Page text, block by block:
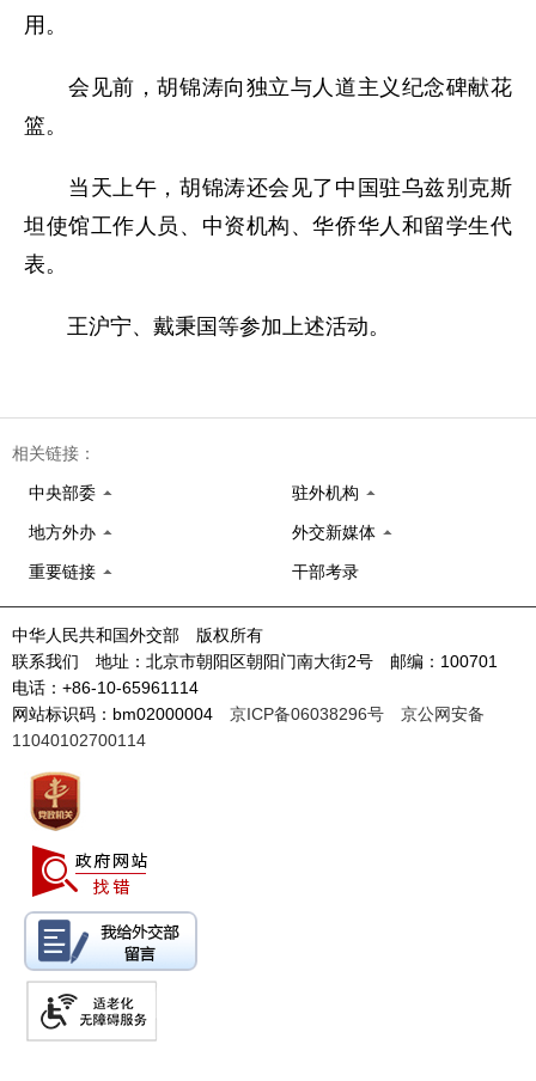
用。
会见前，胡锦涛向独立与人道主义纪念碑献花
篮。
当天上午，胡锦涛还会见了中国驻乌兹别克斯
坦使馆工作人员、中资机构、华侨华人和留学生代
表。
王沪宁、戴秉国等参加上述活动。
相关链接：
中央部委 驻外机构
地方外办 外交新媒体
重要链接 干部考录
中华人民共和国外交部 版权所有
联系我们 地址：北京市朝阳区朝阳门南大街2号 邮编：100701
电话：+86-10-65961114
网站标识码：bm02000004 京ICP备06038296号
京公网安备
11040102700114